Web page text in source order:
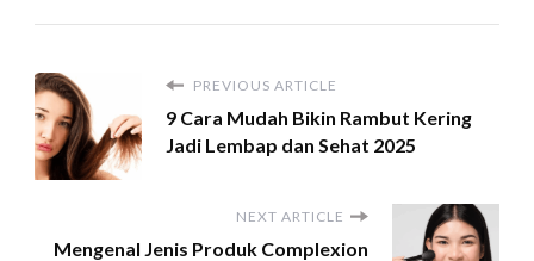
PREVIOUS ARTICLE
9 Cara Mudah Bikin Rambut Kering
Jadi Lembap dan Sehat 2025
NEXT ARTICLE
Mengenal Jenis Produk Complexion